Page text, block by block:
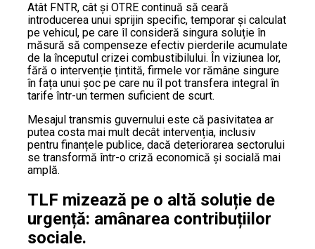
Atât FNTR, cât și OTRE continuă să ceară
introducerea unui sprijin specific, temporar și calculat
pe vehicul, pe care îl consideră singura soluție în
măsură să compenseze efectiv pierderile acumulate
de la începutul crizei combustibilului. În viziunea lor,
fără o intervenție țintită, firmele vor rămâne singure
în fața unui șoc pe care nu îl pot transfera integral în
tarife într-un termen suficient de scurt.
Mesajul transmis guvernului este că pasivitatea ar
putea costa mai mult decât intervenția, inclusiv
pentru finanțele publice, dacă deteriorarea sectorului
se transformă într-o criză economică și socială mai
amplă.
TLF mizează pe o altă soluție de
urgență: amânarea contribuțiilor
sociale.